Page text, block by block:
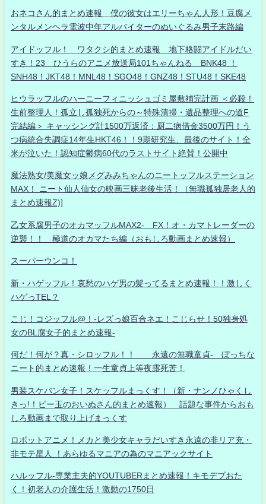
おネコさん的まとめ速報 僕の彼女はエリーちゃん人形！豆腐メ
ンタルメンヘラ電波中年アルバイターのぬいぐるみ男子末路編
アイドッフル！ ワタクシ的まとめ速報 地下格闘アイドルだい
すき！23 ひうらのアニメ放送局101ちゃんねる BNK48 ！
SNH48！JKT48！MNL48！SGO48！GNZ48！STU48！SKE48
ヒウラッフルのハーニーフィニッシュゴミ屋敷補完計画 ＜必殺！
生前整理人！孤立し孤独死からの～特殊清掃・遺品整理への道F
完結編＞ キャッシング計1500万返済：厨二病借金3500万円！う
つ病統合失調症14年生HKT46！！9期研究生、最後のサイト！全
米が泣いた！認知症鬱病60代のラストサイト絶賛！公開中
魔法熟女/美魔女ッ娘メグみみちゃんのニートッフルステーション
MAX！ ニート仙人仙女の映画三昧老後生活！（無職孤独居老人的
まとめ速報Z)]
乙女系腐男子のオカマッフルMAX2- FX！オ・カマトレーダーの
逆襲！！ 極道のオカマたち編（おもしろ動画まとめ速報）
スーパーウンコ！
新・ハゲッフル！哀愁のハゲ男の髪ってるまとめ速報！！激しく
ハゲっTEL？
こじ！コジッフル@！-レズっ娘百合ネエ！こじらせ！50独身処
女のBL腐女子的まとめ速報-
何だ！何が？真・シロッフル！！ 永遠の無職童貞- ぼっちな
ニート的まとめ速報！一生童貞上等夜露死苦！
男装スケバン女子！スケッフルまっくす！（新・ナンノひゃくし
きっ!！ビー玉のおいぬさん的まとめ速報） 話題な事件からおも
しろ動画まで取り上げまっくす
ロボットアニメ！メカと美少女キャラだいすき永遠の非リア充・
非モテ星人 ！あらゆるマニアの為のマニアックサイト
ハルッフル-専業主夫的YOUTUBERまとめ速報！キモデブおた
く！初老人の介護生活！激動の1750日